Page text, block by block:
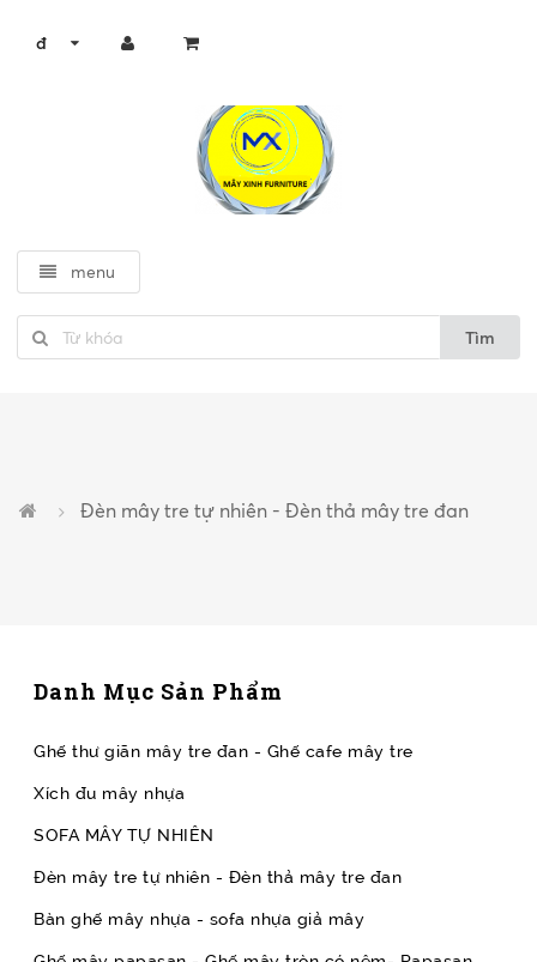
đ
menu
Tìm
Đèn mây tre tự nhiên - Đèn thả mây tre đan
Danh Mục Sản Phẩm
Ghế thư giãn mây tre đan - Ghế cafe mây tre
Xích đu mây nhựa
SOFA MÂY TỰ NHIÊN
Đèn mây tre tự nhiên - Đèn thả mây tre đan
Bàn ghế mây nhựa - sofa nhựa giả mây